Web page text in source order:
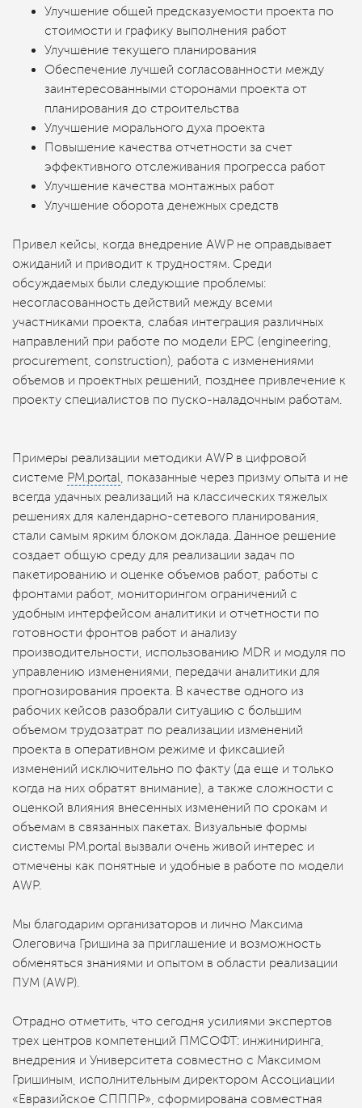
Улучшение общей предсказуемости проекта по
стоимости и графику выполнения работ
Улучшение текущего планирования
Обеспечение лучшей согласованности между
заинтересованными сторонами проекта от
планирования до строительства
Улучшение морального духа проекта
Повышение качества отчетности за счет
эффективного отслеживания прогресса работ
Улучшение качества монтажных работ
Улучшение оборота денежных средств
Привел кейсы, когда внедрение AWP не оправдывает
ожиданий и приводит к трудностям. Среди
обсуждаемых были следующие проблемы:
несогласованность действий между всеми
участниками проекта, слабая интеграция различных
направлений при работе по модели EPC (engineering,
procurement, construction), работа с изменениями
объемов и проектных решений, позднее привлечение к
проекту специалистов по пуско-наладочным работам.
Примеры реализации методики AWP в цифровой
системе РМ.portal , показанные через призму опыта и не
всегда удачных реализаций на классических тяжелых
решениях для календарно-сетевого планирования,
стали самым ярким блоком доклада. Данное решение
создает общую среду для реализации задач по
пакетированию и оценке объемов работ, работы с
фронтами работ, мониторингом ограничений с
удобным интерфейсом аналитики и отчетности по
готовности фронтов работ и анализу
производительности, использованию MDR и модуля по
управлению изменениями, передачи аналитики для
прогнозирования проекта. В качестве одного из
рабочих кейсов разобрали ситуацию с большим
объемом трудозатрат по реализации изменений
проекта в оперативном режиме и фиксацией
изменений исключительно по факту (да еще и только
когда на них обратят внимание), а также сложности с
оценкой влияния внесенных изменений по срокам и
объемам в связанных пакетах. Визуальные формы
системы PM.portal вызвали очень живой интерес и
отмечены как понятные и удобные в работе по модели
AWP.
Мы благодарим организаторов и лично Максима
Олеговича Гришина за приглашение и возможность
обменяться знаниями и опытом в области реализации
ПУМ (AWP).
Отрадно отметить, что сегодня усилиями экспертов
трех центров компетенций ПМСОФТ: инжиниринга,
внедрения и Университета совместно с Максимом
Гришиным, исполнительным директором Ассоциации
«Евразийское СПППР», сформирована совместная